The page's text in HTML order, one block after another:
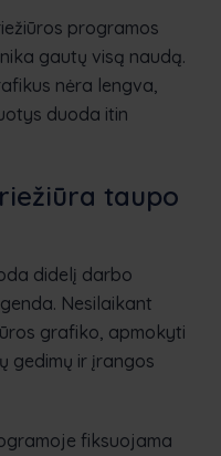
programos
gautų visą naudą.
nėra lengva,
duoda itin
taupo
didelį darbo
Nesilaikant
grafiko, apmokyti
gedimų ir įrangos
fiksuojama